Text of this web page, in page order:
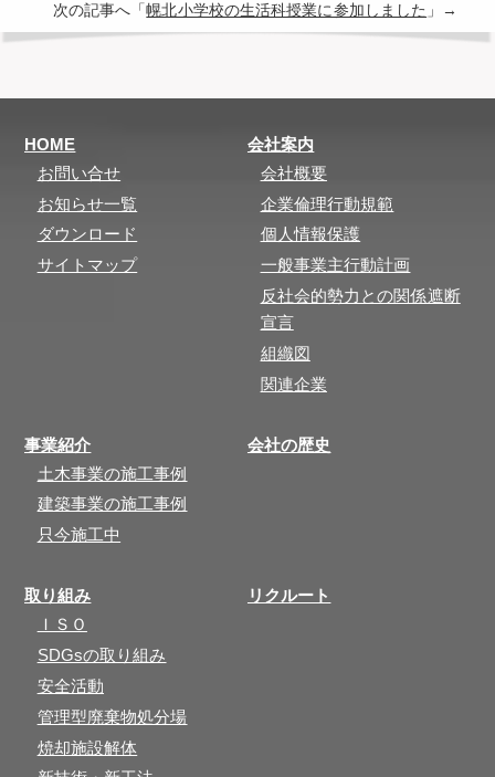
次の記事へ「幌北小学校の生活科授業に参加しました 」→
HOME
お問い合せ
お知らせ一覧
ダウンロード
サイトマップ
会社案内
会社概要
企業倫理行動規範
個人情報保護
一般事業主行動計画
反社会的勢力との関係遮断
宣言
組織図
関連企業
事業紹介
土木事業の施工事例
建築事業の施工事例
只今施工中
会社の歴史
取り組み
ＩＳＯ
SDGsの取り組み
安全活動
管理型廃棄物処分場
焼却施設解体
リクルート